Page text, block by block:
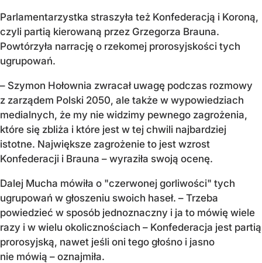
Parlamentarzystka straszyła też Konfederacją i Koroną,
czyli partią kierowaną przez Grzegorza Brauna.
Powtórzyła narrację o rzekomej prorosyjskości tych
ugrupowań.
– Szymon Hołownia zwracał uwagę podczas rozmowy
z zarządem Polski 2050, ale także w wypowiedziach
medialnych, że my nie widzimy pewnego zagrożenia,
które się zbliża i które jest w tej chwili najbardziej
istotne. Największe zagrożenie to jest wzrost
Konfederacji i Brauna – wyraziła swoją ocenę.
Dalej Mucha mówiła o "czerwonej gorliwości" tych
ugrupowań w głoszeniu swoich haseł. – Trzeba
powiedzieć w sposób jednoznaczny i ja to mówię wiele
razy i w wielu okolicznościach – Konfederacja jest partią
prorosyjską, nawet jeśli oni tego głośno i jasno
nie mówią – oznajmiła.